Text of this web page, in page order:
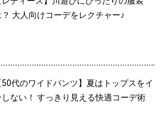
？ 大人向けコーデをレクチャー♪
50代のワイドパンツ】夏はトップスをイ
しない！ すっきり見える快適コーデ術